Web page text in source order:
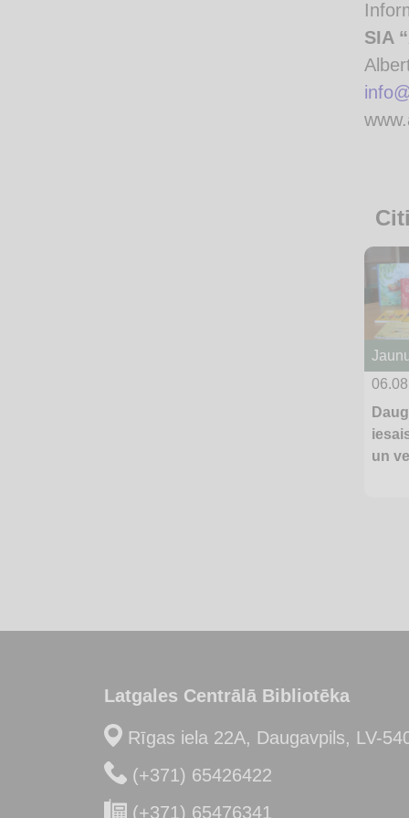
SIA
un
Latgales Centrālā Bibliotēka
Rīgas iela 22A, Daugavpils, LV-
(+371) 65426422
(+371) 65476341